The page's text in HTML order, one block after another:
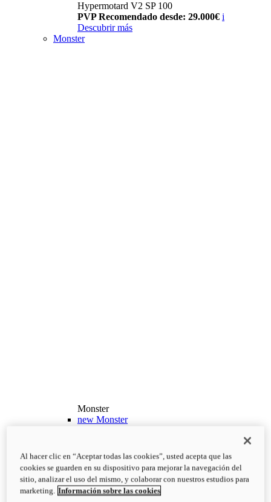
Hypermotard V2 SP 100
PVP Recomendado desde: 29.000€ i
Descubrir más
Monster
Monster
new Monster
PVP Recomendado desde: 13.190€
i
Configurar
Descubrir más
new Monster +
Monster +
Al hacer clic en “Aceptar todas las cookies”, usted acepta que las
cookies se guarden en su dispositivo para mejorar la navegación del
sitio, analizar el uso del mismo, y colaborar con nuestros estudios para
marketing. Información sobre las cookies